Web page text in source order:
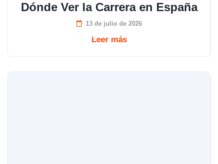
Dónde Ver la Carrera en España
13 de julio de 2026
Leer más